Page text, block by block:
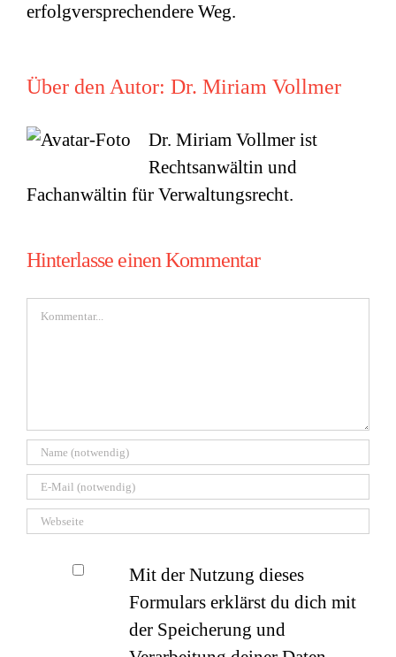
erfolgversprechendere Weg.
Über den Autor: Dr. Miriam Vollmer
Dr. Miriam Vollmer ist
Rechtsanwältin und
Fachanwältin für Verwaltungsrecht.
Hinterlasse einen Kommentar
Kommentar
Mit der Nutzung dieses
Formulars erklärst du dich mit
der Speicherung und